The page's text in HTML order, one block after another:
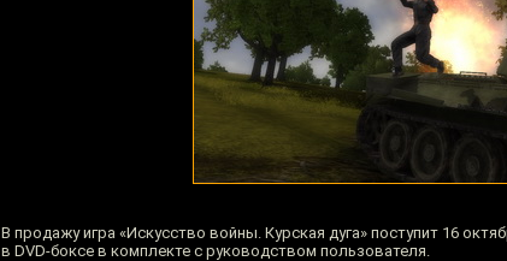
В продажу игра «Искусство войны. Курская дуга» поступит 16
в DVD-боксе в комплекте с руководством пользователя.